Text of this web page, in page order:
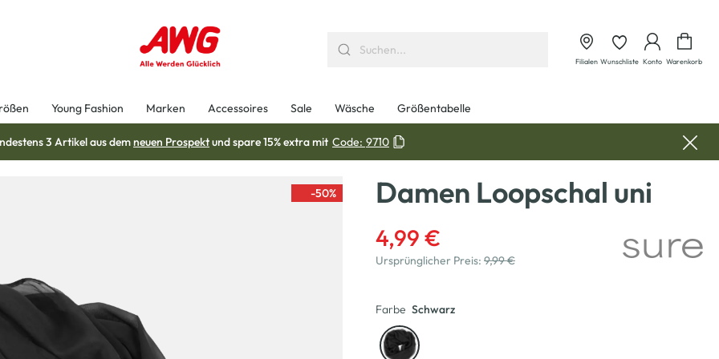
Filialen Wunschliste Konto Warenkorb
Young Fashion Marken Accessoires Sale Wäsche Größentabelle
3 Artikel aus demneuen Prospektund spare 15% extra mit Code: 9710
-50% Damen Loopschal uni
4,99 €
Ursprünglicher Preis: 9,99 €
Farbe Schwarz